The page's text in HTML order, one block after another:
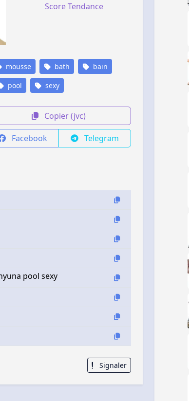
Score Tendance
mousse bath bain
pool sexy
Copier (jvc)
Facebook Telegram
pool sexy
Signaler